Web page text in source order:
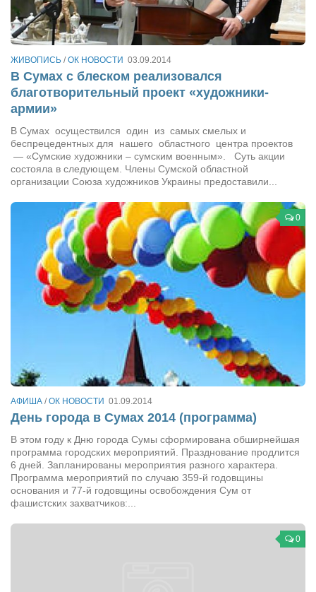
ЖИВОПИСЬ /ОК НОВОСТИ 03.09.2014
В Сумах с блеском реализовался
благотворительный проект «художники-
армии»
В Сумах осуществился один из самых смелых и
беспрецедентных для нашего областного центра проектов
— «Сумские художники – сумским военным». Суть акции
состояла в следующем. Члены Сумской областной
организации Союза художников Украины предоставили...
0
АФИША /ОК НОВОСТИ 01.09.2014
День города в Сумах 2014 (программа)
В этом году к Дню города Сумы сформирована обширнейшая
программа городских мероприятий. Празднование продлится
6 дней. Запланированы мероприятия разного характера.
Программа мероприятий по случаю 359-й годовщины
основания и 77-й годовщины освобождения Сум от
фашистских захватчиков:...
0